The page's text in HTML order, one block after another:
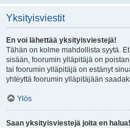
Yksityisviestit
En voi lähettää yksityisviestejä!
Tähän on kolme mahdollista syytä.
sisään, foorumin ylläpitäjä on
tai foorumin ylläpitäjä on estänyt
yhteyttä foorumin ylläpitäjään
Ylös
Saan yksityisviestejä joita en halua!